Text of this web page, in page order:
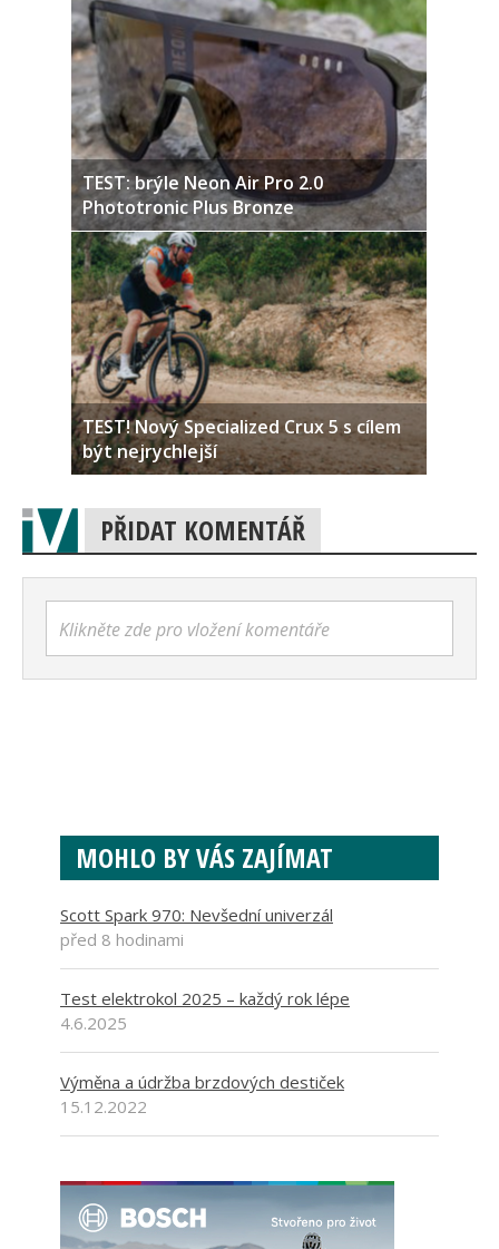
TEST: brýle Neon Air Pro 2.0
Phototronic Plus Bronze
TEST! Nový Specialized Crux 5 s cílem
být nejrychlejší
PŘIDAT KOMENTÁŘ
Klikněte zde pro vložení komentáře
MOHLO BY VÁS ZAJÍMAT
Scott Spark 970: Nevšední univerzál
před 8 hodinami
Test elektrokol 2025 – každý rok lépe
4.6.2025
Výměna a údržba brzdových destiček
15.12.2022